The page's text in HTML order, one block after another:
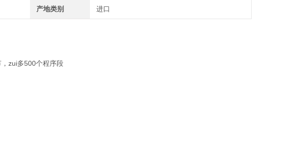
产地类别 进口
，zui多500个程序段